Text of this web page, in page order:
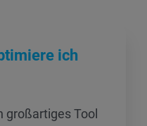
ich
großartiges Tool